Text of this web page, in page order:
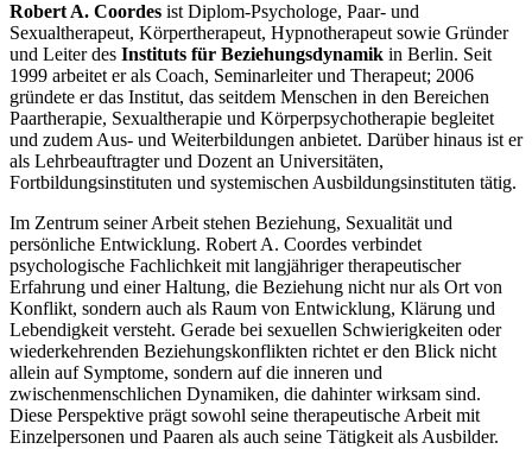
Robert A. Coordes ist Diplom-Psychologe, Paar- und
Sexualtherapeut, Körpertherapeut, Hypnotherapeut sowie Gründer
und Leiter des Instituts für Beziehungsdynamik in Berlin. Seit
1999 arbeitet er als Coach, Seminarleiter und Therapeut; 2006
gründete er das Institut, das seitdem Menschen in den Bereichen
Paartherapie, Sexualtherapie und Körperpsychotherapie begleitet
und zudem Aus- und Weiterbildungen anbietet. Darüber hinaus ist er
als Lehrbeauftragter und Dozent an Universitäten,
Fortbildungsinstituten und systemischen Ausbildungsinstituten tätig.
Im Zentrum seiner Arbeit stehen Beziehung, Sexualität und
persönliche Entwicklung. Robert A. Coordes verbindet
psychologische Fachlichkeit mit langjähriger therapeutischer
Erfahrung und einer Haltung, die Beziehung nicht nur als Ort von
Konflikt, sondern auch als Raum von Entwicklung, Klärung und
Lebendigkeit versteht. Gerade bei sexuellen Schwierigkeiten oder
wiederkehrenden Beziehungskonflikten richtet er den Blick nicht
allein auf Symptome, sondern auf die inneren und
zwischenmenschlichen Dynamiken, die dahinter wirksam sind.
Diese Perspektive prägt sowohl seine therapeutische Arbeit mit
Einzelpersonen und Paaren als auch seine Tätigkeit als Ausbilder.